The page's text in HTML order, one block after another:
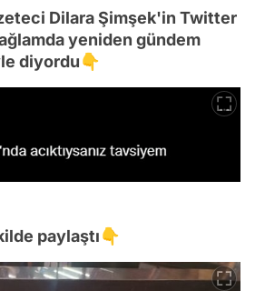
Dilara Şimşek'in Twitter
yeniden gündem
diyordu👇
paylaştı👇